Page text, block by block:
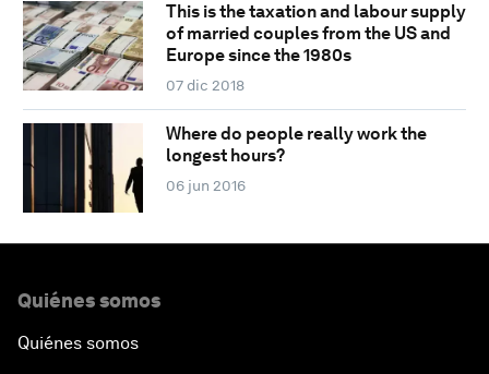
This is the taxation and labour supply
of married couples from the US and
Europe since the 1980s
07 dic 2018
Where do people really work the
longest hours?
06 jun 2016
Quiénes somos
Quiénes somos